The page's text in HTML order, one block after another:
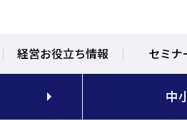
経営お役立ち情報 セミナ
中